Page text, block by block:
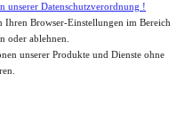
unserer Datenschutzverordnung !
Ihren Browser-Einstellungen im Bereich
oder ablehnen.
unserer Produkte und Dienste ohne